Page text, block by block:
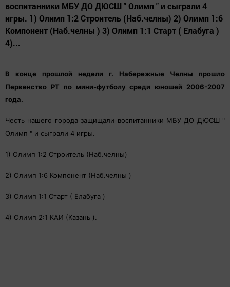
воспитанники МБУ ДО ДЮСШ " Олимп " и сыграли 4
игры. 1) Олимп 1:2 Строитель (Наб.челны) 2) Олимп 1:6
Компонент (Наб.челны ) 3) Олимп 1:1 Старт ( Елабуга )
4)...
В конце прошлой недели г. Набережные Челны прошло
Первенство РТ по мини-футболу среди юношей 2006-2007
года.
Честь нашего города защищали воспитанники МБУ ДО ДЮСШ "
Олимп " и сыграли 4 игры.
1) Олимп 1:2 Строитель (Наб.челны)
2) Олимп 1:6 Компонент (Наб.челны )
3) Олимп 1:1 Старт ( Елабуга )
4) Олимп 2:1 КАИ (Казань ).